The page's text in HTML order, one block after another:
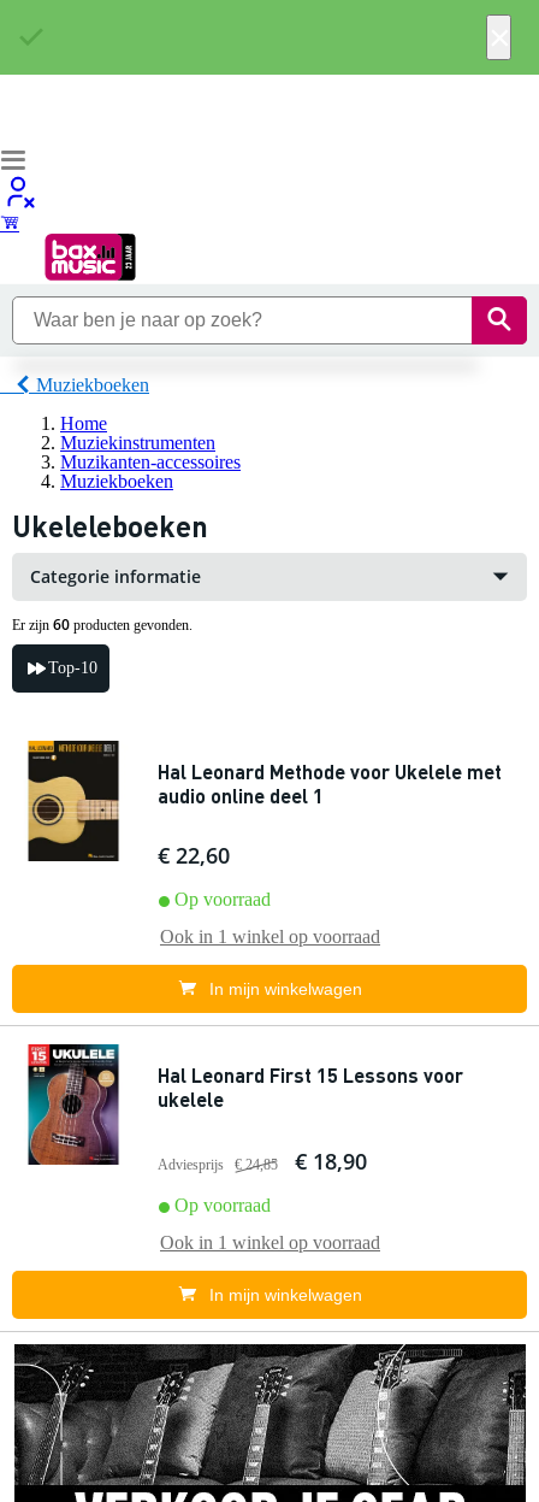
Muziekboeken
Home
Muziekinstrumenten
Muzikanten-accessoires
Muziekboeken
Ukeleleboeken
Categorie informatie
Er zijn 60 producten gevonden.
Top-10
Hal Leonard Methode voor Ukelele met
audio online deel 1
€ 22,60
Op voorraad
Ook in 1 winkel op voorraad
In mijn winkelwagen
Hal Leonard First 15 Lessons voor
ukelele
Adviesprijs € 24,85 € 18,90
Op voorraad
Ook in 1 winkel op voorraad
In mijn winkelwagen